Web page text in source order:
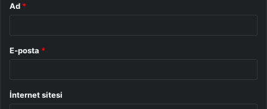
Ad *
E-posta *
İnternet sitesi